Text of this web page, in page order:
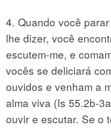
4. Quando você
lhe dizer, você
escutem-me, e
vocês se deliciará
ouvidos e venham a
alma viva (Is 55.2b-
ouvir e escutar. Se o